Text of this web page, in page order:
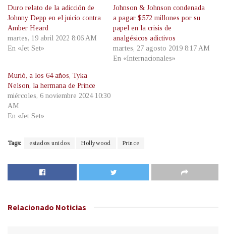
Duro relato de la adicción de
Johnny Depp en el juicio contra
Amber Heard
martes, 19 abril 2022 8:06 AM
En «Jet Set»
Johnson & Johnson condenada
a pagar $572 millones por su
papel en la crisis de
analgésicos adictivos
martes, 27 agosto 2019 8:17 AM
En «Internacionales»
Murió, a los 64 años, Tyka
Nelson, la hermana de Prince
miércoles, 6 noviembre 2024 10:30
AM
En «Jet Set»
Tags: estados unidos Hollywood Prince
Relacionado Noticias